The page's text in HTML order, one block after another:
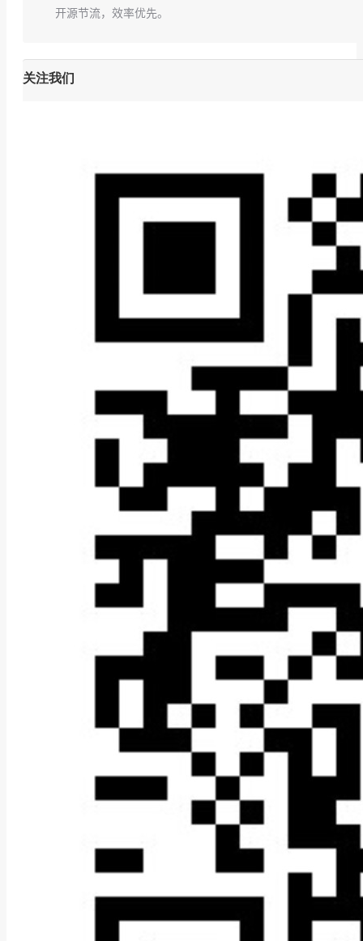
开源节流，效率优先。
关注我们